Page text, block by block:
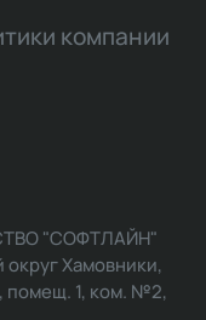
компании
"СОФТЛАЙН"
округ Хамовники,
помещ. 1, ком. №2,